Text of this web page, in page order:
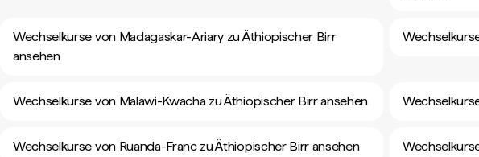
Wechselkurse von Madagaskar-Ariary zu Äthiopischer Birr
ansehen
Wechselkurse von Malawi-Kwacha zu Äthiopischer Birr ansehen
Wechselkurse von Ruanda-Franc zu Äthiopischer Birr ansehen